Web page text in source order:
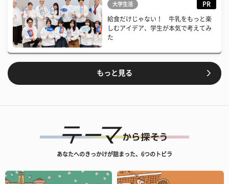
大学生活 PR
給食だけじゃない！ 牛乳をもっと楽
しむアイデア、学生が本気で考えてみ
た
もっと見る
あなたへのきっかけが詰まった、6つのトビラ